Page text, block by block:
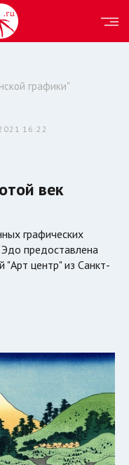
графики"
16:22
век
графических
предоставлена
центр" из Санкт-